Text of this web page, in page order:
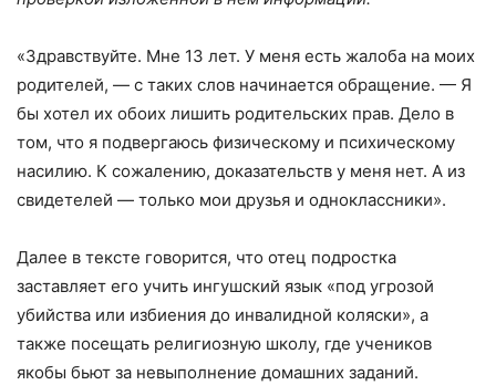
«Здравствуйте. Мне 13 лет. У меня есть жалоба на моих
родителей, — с таких слов начинается обращение. — Я
бы хотел их обоих лишить родительских прав. Дело в
том, что я подвергаюсь физическому и психическому
насилию. К сожалению, доказательств у меня нет. А из
свидетелей — только мои друзья и одноклассники».
Далее в тексте говорится, что отец подростка
заставляет его учить ингушский язык «под угрозой
убийства или избиения до инвалидной коляски», а
также посещать религиозную школу, где учеников
якобы бьют за невыполнение домашних заданий.